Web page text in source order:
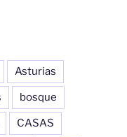
Asturias
bosque
CASAS